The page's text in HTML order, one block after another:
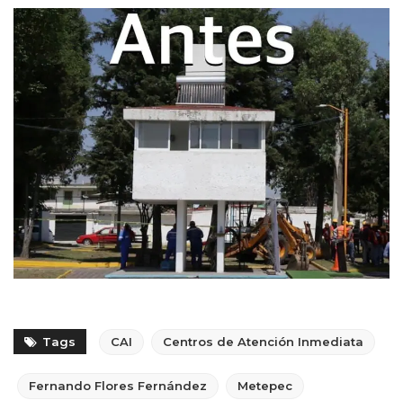
Tags CAI Centros de Atención Inmediata
Fernando Flores Fernández Metepec